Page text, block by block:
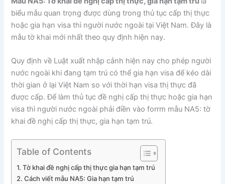
biểu mẫu quan trọng được dùng trong thủ tục cấp thị thực
hoặc gia hạn visa thì người nước ngoài tại Việt Nam. Đây là
mẫu tờ khai mới nhất theo quy định hiện nay.
Quy định về Luật xuất nhập cảnh hiện nay cho phép người
nước ngoài khi đang tạm trú có thể gia hạn visa để kéo dài
thời gian ở lại Việt Nam so với thời hạn visa thị thực đã
được cấp. Để làm thủ tục đề nghị cấp thị thực hoặc gia hạn
visa thì người nước ngoài phải điền vào forrm mẫu NA5: tờ
khai đề nghị cấp thị thực, gia hạn tạm trú.
Table of Contents
Tờ khai đề nghị cấp thị thực gia hạn tạm trú
Cách viết mẫu NA5: Gia hạn tạm trú